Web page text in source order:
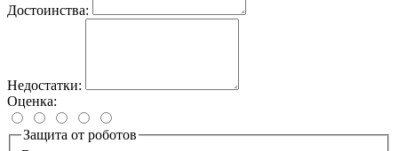
Достоинства:
Недостатки:
Оценка:
Защита от роботов